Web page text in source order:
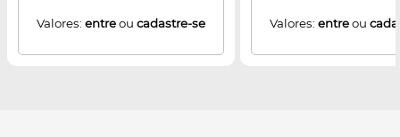
Valores: entreou cadastre-se Valores: entreou